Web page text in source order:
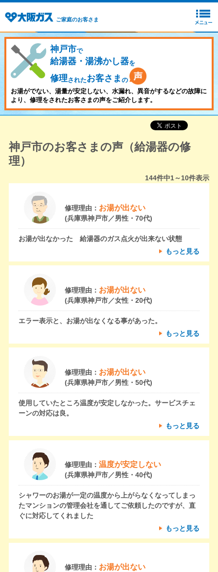
ご家庭のお客さま
神戸市で
給湯器・湯沸かし器を
修理されたお客さま の
お湯がでない、湯量が安定しない、水漏れ、異音がするなどの故障に
より、修理をされたお客さまの声をご紹介します。
神戸市のお客さまの声（給湯器の修
理）
144件中1～10件表示
修理理由： お湯が出ない
(兵庫県神戸市／男性・70代)
お湯が出なかった 給湯器のガス点火が出来ない状態
もっと見る
修理理由： お湯が出ない
(兵庫県神戸市／女性・20代)
エラー表示と、お湯が出なくなる事があった。
もっと見る
修理理由： お湯が出ない
(兵庫県神戸市／男性・50代)
使用していたところ温度が安定しなかった。サービスチェ
ーンの対応は良。
もっと見る
修理理由： 温度が安定しない
(兵庫県神戸市／男性・40代)
シャワーのお湯が一定の温度から上がらなくなってしまっ
たマンションの管理会社を通してご依頼したのですが、直
ぐに対応してくれました
もっと見る
修理理由： お湯が出ない